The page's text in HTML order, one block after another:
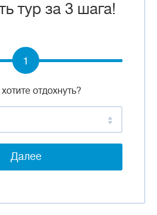
тур за 3 шага!
отдохнуть?
Далее
1